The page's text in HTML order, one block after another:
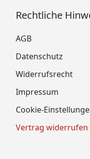
Rechtliche
AGB
Datenschutz
Widerrufsrecht
Impressum
Cookie-
Vertrag widerrufen